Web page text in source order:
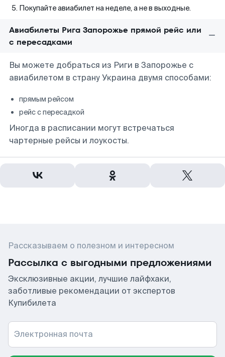
Покупайте авиабилет на неделе, а не в выходные.
Авиабилеты Рига Запорожье прямой рейс или
с пересадками
Вы можете добраться из Риги в Запорожье с
авиабилетом в страну Украина двумя способами:
прямым рейсом
рейс с пересадкой
Иногда в расписании могут встречаться
чартерные рейсы и лоукосты.
Рассказываем о полезном и интересном
Рассылка с выгодными предложениями
Эксклюзивные акции, лучшие лайфхаки,
заботливые рекомендации от экспертов
Купибилета
Электронная почта